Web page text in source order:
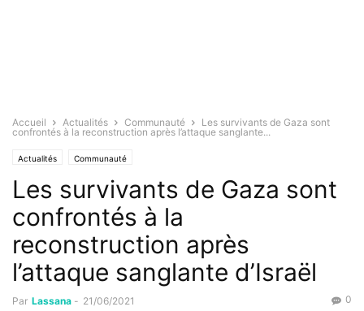
Accueil Actualités Communauté
Les survivants de Gaza sont
confrontés à la reconstruction après l’attaque sanglante...
Actualités Communauté
Les survivants de Gaza sont
confrontés à la
reconstruction après
l’attaque sanglante d’Israël
Par Lassana - 21/06/2021 0